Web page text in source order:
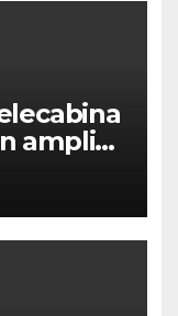
amplio